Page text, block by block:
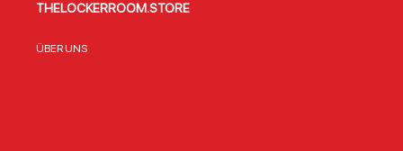
THELOCKERROOM.STORE
ÜBER UNS